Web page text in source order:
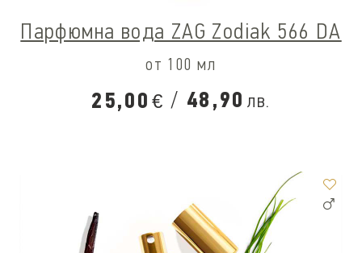
Парфюмна вода ZAG Zodiak 566 DA
от 100 мл
25,00 € / 48,90 лв.